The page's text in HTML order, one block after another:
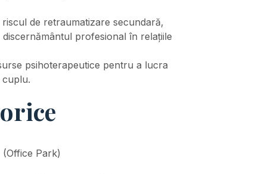
de retraumatizare secundară,
profesional în relațiile
psihoterapeutice pentru a lucra
Park)